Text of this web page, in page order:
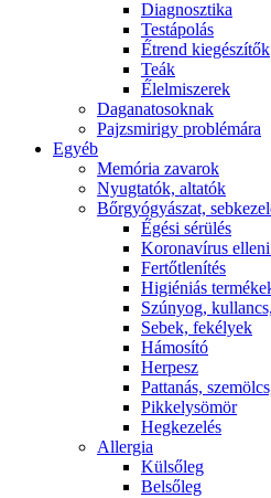
Diagnosztika
Testápolás
É́trend kiegészítők
Teák
É́lelmiszerek
Daganatosoknak
Pajzsmirigy problémára
Egyéb
Memória zavarok
Nyugtatók, altatók
Bőrgyógyászat,
É́gési sérülés
Koronavírus elleni
Fertőtlenítés
Higiéniás
Szúnyog,
Sebek, fekélyek
Hámosító
Herpesz
Pattanás,
Pikkelysömör
Hegkezelés
Allergia
Külsőleg
Belsőleg